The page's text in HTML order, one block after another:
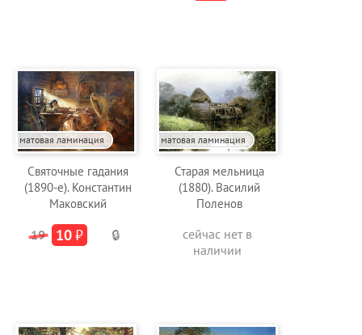
матовая ламинация
Святочные гадания
(1890-е). Константин
Маковский
19 10₽ 🔒
матовая ламинация
Старая мельница
(1880). Василий
Поленов
сейчас нет в
наличии